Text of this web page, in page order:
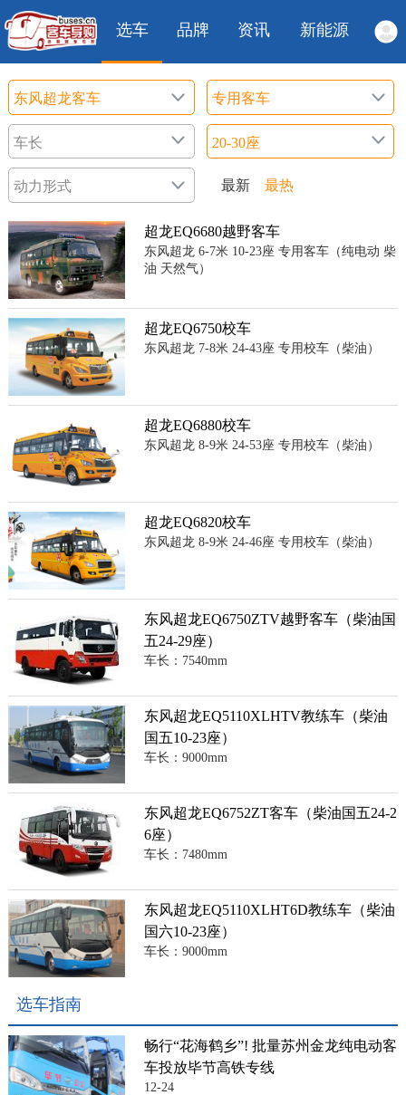
选车 品牌 资讯 新能源
最新 最热
超龙EQ6680越野客车
东风超龙 6-7米 10-23座 专用客车（纯电动 柴
油 天然气）
超龙EQ6750校车
东风超龙 7-8米 24-43座 专用校车（柴油）
超龙EQ6880校车
东风超龙 8-9米 24-53座 专用校车（柴油）
超龙EQ6820校车
东风超龙 8-9米 24-46座 专用校车（柴油）
东风超龙EQ6750ZTV越野客车（柴油国
五24-29座）
车长：7540mm
东风超龙EQ5110XLHTV教练车（柴油
国五10-23座）
车长：9000mm
东风超龙EQ6752ZT客车（柴油国五24-2
6座）
车长：7480mm
东风超龙EQ5110XLHT6D教练车（柴油
国六10-23座）
车长：9000mm
选车指南
畅行“花海鹤乡”! 批量苏州金龙纯电动客
车投放毕节高铁专线
12-24